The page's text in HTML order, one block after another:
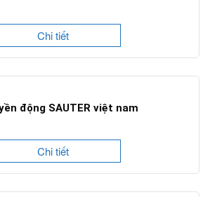
Chi tiết
động SAUTER việt nam
Chi tiết